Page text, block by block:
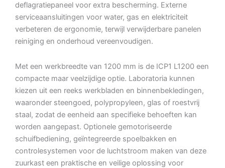
deflagratiepaneel voor extra bescherming. Externe
serviceaansluitingen voor water, gas en elektriciteit
verbeteren de ergonomie, terwijl verwijderbare panelen
reiniging en onderhoud vereenvoudigen.
Met een werkbreedte van 1200 mm is de ICP1 L1200 een
compacte maar veelzijdige optie. Laboratoria kunnen
kiezen uit een reeks werkbladen en binnenbekledingen,
waaronder steengoed, polypropyleen, glas of roestvrij
staal, zodat de eenheid aan specifieke behoeften kan
worden aangepast. Optionele gemotoriseerde
schuifbediening, geïntegreerde spoelbakken en
controlesystemen voor de luchtstroom maken van deze
zuurkast een praktische en veilige oplossing voor